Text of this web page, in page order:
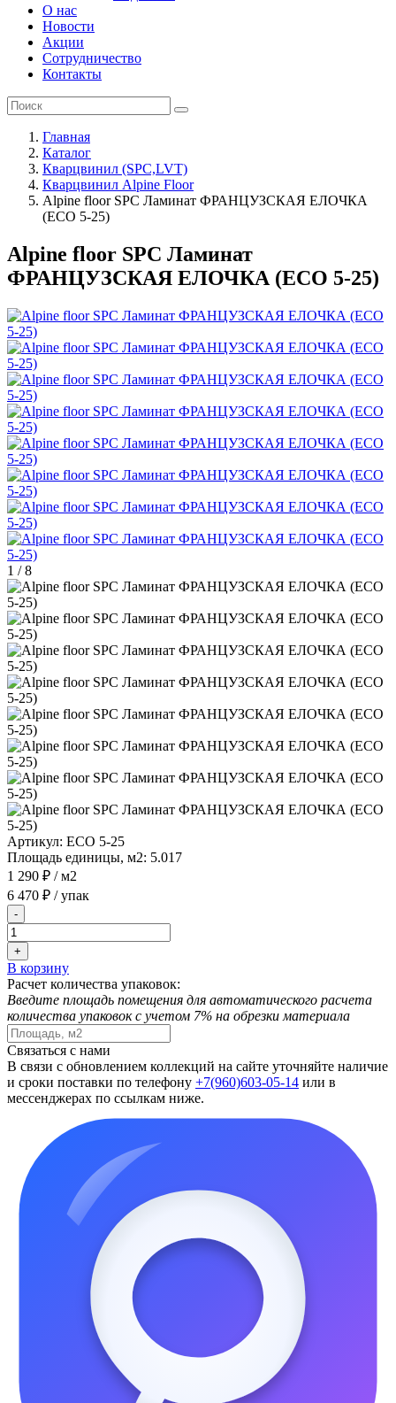
О нас
Новости
Акции
Сотрудничество
Контакты
Главная
Каталог
Кварцвинил (SPC,LVT)
Кварцвинил Alpine Floor
Alpine floor SPC Ламинат ФРАНЦУЗСКАЯ ЕЛОЧКА
(ECO 5-25)
Alpine floor SPC Ламинат
ФРАНЦУЗСКАЯ ЕЛОЧКА (ECO 5-25)
1 /8
Артикул: ECO 5-25
Площадь единицы, м2: 5.017
1 290 ₽ / м2
6 470 ₽ / упак
-
+
В корзину
Расчет количества упаковок:
Введите площадь помещения для автоматического расчета
количества упаковок с учетом 7% на обрезки материала
Связаться с нами
В связи с обновлением коллекций на сайте уточняйте наличие
и сроки поставки по телефону +7(960)603-05-14 или в
мессенджерах по ссылкам ниже.